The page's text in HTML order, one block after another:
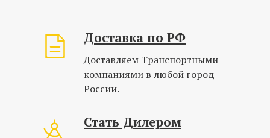
Доставка по РФ
Доставляем Транспортными
компаниями в любой город
России.
Стать Дилером